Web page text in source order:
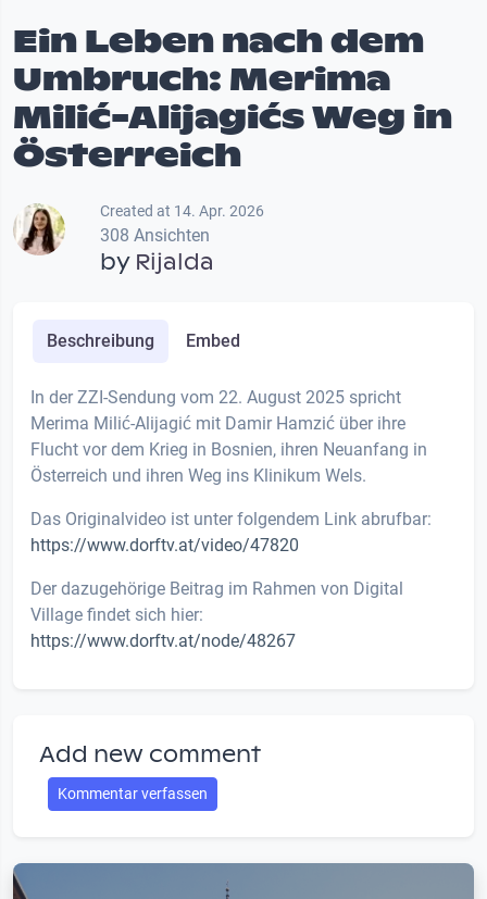
Ein Leben nach dem
Umbruch: Merima
Milić-Alijagićs Weg in
Österreich
Created at 14. Apr. 2026
308 Ansichten
by Rijalda
Beschreibung Embed
In der ZZI-Sendung vom 22. August 2025 spricht
Merima Milić-Alijagić mit Damir Hamzić über ihre
Flucht vor dem Krieg in Bosnien, ihren Neuanfang in
Österreich und ihren Weg ins Klinikum Wels.
Das Originalvideo ist unter folgendem Link abrufbar:
https://www.dorftv.at/video/47820
Der dazugehörige Beitrag im Rahmen von Digital
Village findet sich hier:
https://www.dorftv.at/node/48267
Add new comment
Kommentar verfassen